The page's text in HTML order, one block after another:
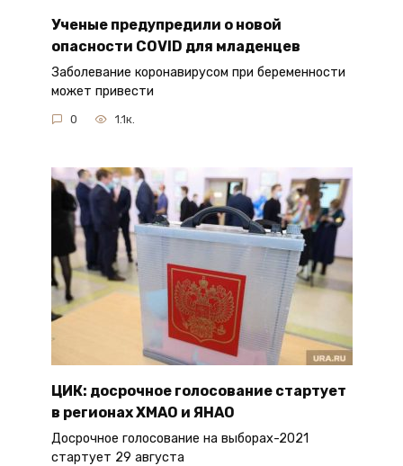
Ученые предупредили о новой
опасности COVID для младенцев
Заболевание коронавирусом при беременности
может привести
0 1.1к.
ЦИК: досрочное голосование стартует
в регионах ХМАО и ЯНАО
Досрочное голосование на выборах-2021
стартует 29 августа